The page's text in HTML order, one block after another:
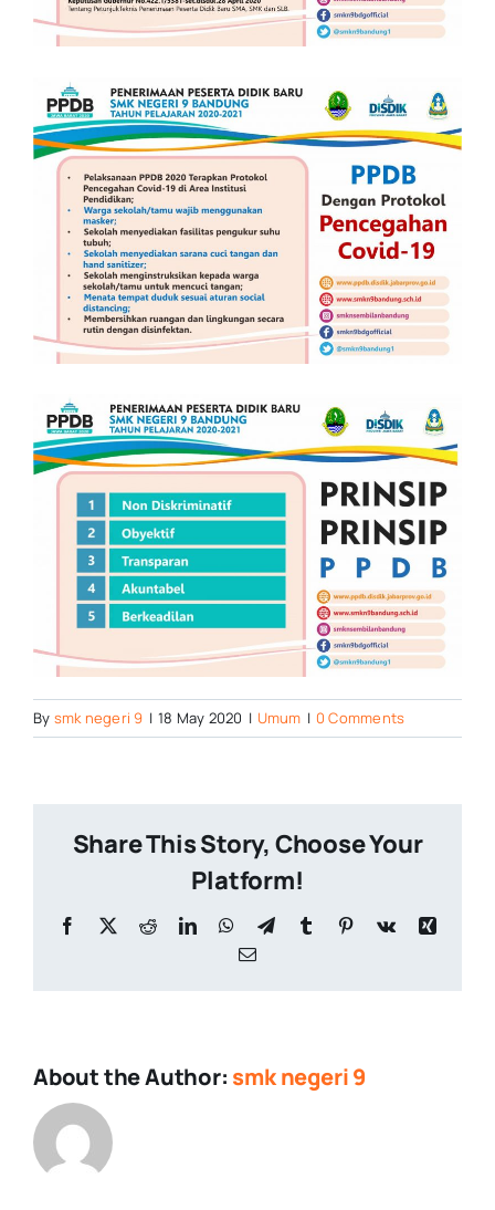
By smk negeri 9 | 18 May 2020 | Umum | 0 Comments
Share This Story, Choose Your
Platform!
Facebook
X RedditLinkedInWhatsApp
TelegramTumblr Pinterest
Vk
Xing
Email
About the Author: smk negeri 9